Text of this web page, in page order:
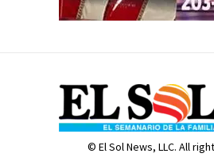
© El Sol News, LLC. All